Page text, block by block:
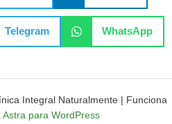
Telegram WhatsApp
Integral Naturalmente | Funciona
Astra para WordPress